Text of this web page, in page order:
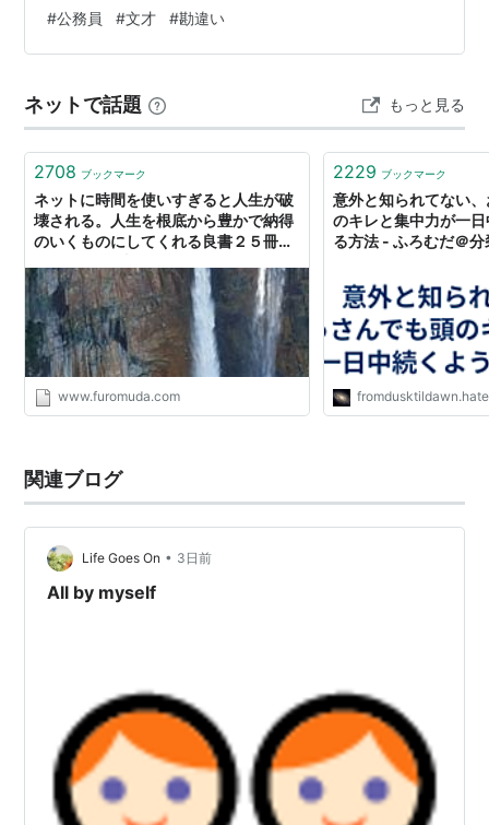
過去に自分には文才があるのではないかと勘違いした出
来事がある。 高校生の頃、１年に１度、全学年40組分の
され、一人20文字くらいの制限があった。 ３年間クラス
替えがなかった私の組は、最後の学年ともなれば一言文
集なんて飽きてしまう。 だって、面…
#公務員 #文才 #勘違い
ネットで話題 もっと見る
2708 ブックマーク
ネットに時間を使いすぎると人生が破
壊される。人生を根底から豊かで納得
のいくものにしてくれる良書２５冊を
www.furomuda.com
2229 ブックマーク
意外と知られてない
のキレと集中力が一
る方法 - ふろむだ＠
関連ブログ
Life Goes On • 3日前
All by myself